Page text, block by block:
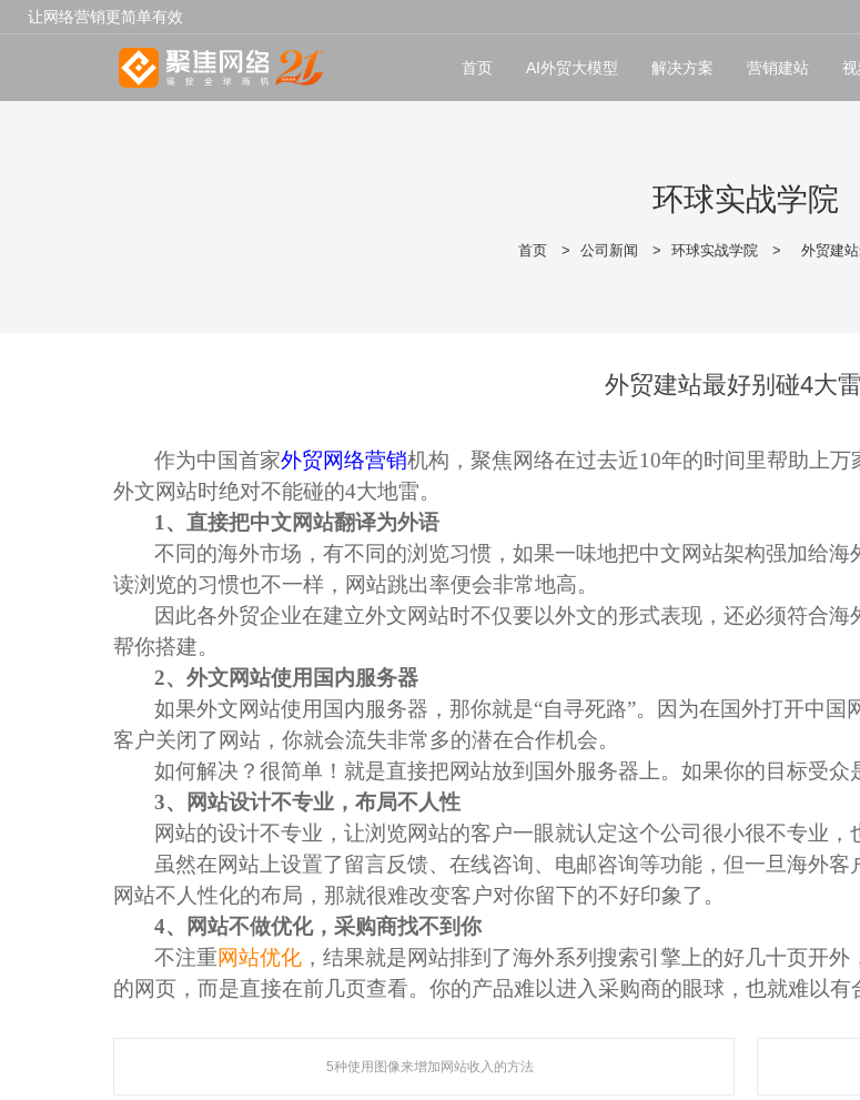
让网络营销更简单有效
首页 AI外贸大模型 解决方案 营销建站 视
环球实战学院
首页 > 公司新闻 > 环球实战学院 > 外贸建
外贸建站最好别碰4大
作为中国首家外贸网络营销机构，聚焦网络在过去近10年的时间里帮助上万
外文网站时绝对不能碰的4大地雷。
1 、直接把中文网站翻译为外语
不同的海外市场，有不同的浏览习惯，如果一味地把中文网站架构强加给
读浏览的习惯也不一样，网站跳出率便会非常地高。
因此各外贸企业在建立外文网站时不仅要以外文的形式表现，还必须符合
帮你搭建。
2、外文网站使用国内服务器
如果外文网站使用国内服务器，那你就是“自寻死路”。因为在国外打开中
客户关闭了网站，你就会流失非常多的潜在合作机会。
如何解决？很简单！就是直接把网站放到国外服务器上。如果你的目标受众
3、网站设计不专业，布局不人性
网站的设计不专业，让浏览网站的客户一眼就认定这个公司很小很不专业，
虽然在网站上设置了留言反馈、在线咨询、电邮咨询等功能，但一旦海外
网站不人性化的布局，那就很难改变客户对你留下的不好印象了。
4、网站不做优化，采购商找不到你
不注重网站优化 ，结果就是网站排到了海外系列搜索引擎上的好几十页开
的网页，而是直接在前几页查看。你的产品难以进入采购商的眼球，也就难以有
5种使用图像来增加网站收入的方法
聚焦网络
聚焦网络以“让网络营销更简单有效”为使命，深入人工智能自然语言处理
研发了国内知名的人工智能自动化营销系统，凭借着上线快、效果好、功能强大、